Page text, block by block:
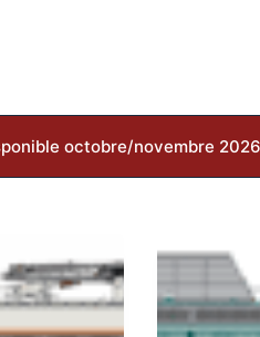
octobre/novembre 2026